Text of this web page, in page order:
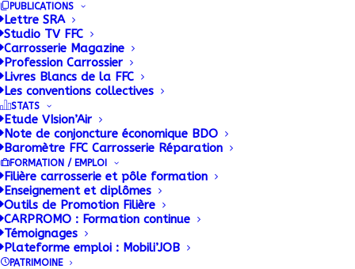
PUBLICATIONS
Lettre SRA
Studio TV FFC
Carrosserie Magazine
Profession Carrossier
Livres Blancs de la FFC
Les conventions collectives
STATS
Etude VIsion’Air
Note de conjoncture économique BDO
Baromètre FFC Carrosserie Réparation
FORMATION / EMPLOI
Filière carrosserie et pôle formation
Enseignement et diplômes
Outils de Promotion Filière
CARPROMO : Formation continue
Témoignages
Plateforme emploi : Mobili’JOB
PATRIMOINE
La gamme
aujourd’hui plus de 80 coloris et effets de matière
afin de répondre à tous types de personnalisation
de véhicule. Spécialement adaptés aux surfaces
complexes, anguleuses ou courbées, ces films
peuvent être appliqués facilement grâce aux
technologies exclusives de la marque.
niveau de qualité, leur résistance et leur excellente
adhésion en font une véritable solution de
décoration durable pour les carrosseries.
La gamme comprend une vaste palette de couleurs
et d’effets matière brillants, mats, satinés,